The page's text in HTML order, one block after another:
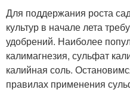
Для поддержания роста
культур в начале лета
удобрений. Наиболее
калимагнезия, сульфат
калийная соль.
правилах применения